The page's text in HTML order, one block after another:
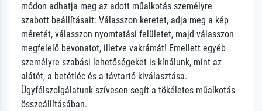
módon adhatja meg az adott műalkotás személyre
szabott beállításait: Válasszon keretet, adja meg a kép
méretét, válasszon nyomtatási felületet, majd válasszon
megfelelő bevonatot, illetve vakrámát! Emellett egyéb
személyre szabási lehetőségeket is kínálunk, mint az
alátét, a betétléc és a távtartó kiválasztása.
Ügyfélszolgálatunk szívesen segít a tökéletes műalkotás
összeállításában.